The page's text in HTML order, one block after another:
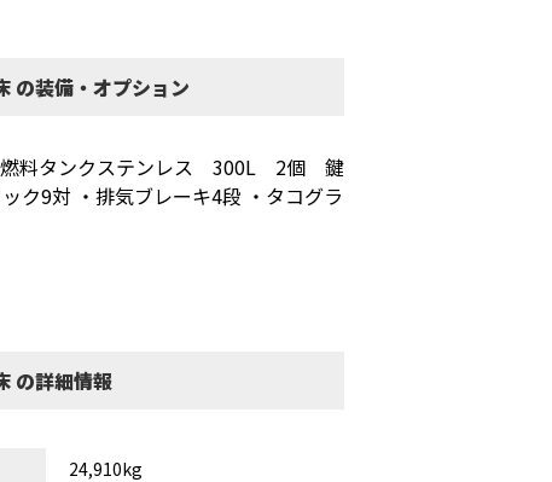
装備・オプション
・燃料タンクステンレス 300L 2個 鍵
ク9対 ・排気ブレーキ4段 ・タコグラ
詳細情報
24,910kg